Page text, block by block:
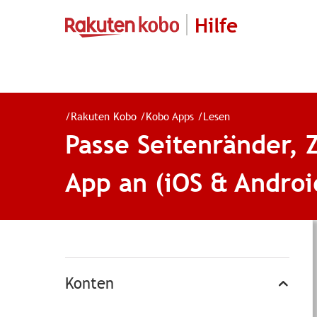
Hilfe
/Rakuten Kobo /Kobo Apps /Lesen
Passe Seitenränder,
App an (iOS &
Konten